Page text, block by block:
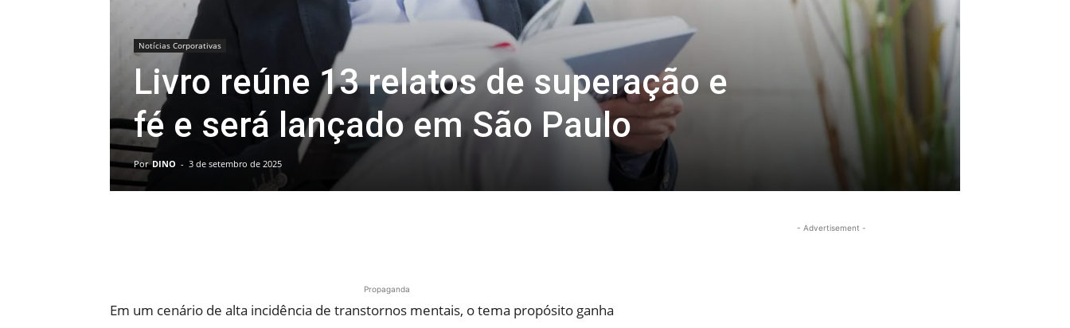
Notícias Corporativas
Livro reúne 13 relatos de superação e
fé e será lançado em São Paulo
Por DINO - 3 de setembro de 2025
Propaganda
Em um cenário de alta incidência de transtornos mentais, o tema propósito ganha
- Advertisement -